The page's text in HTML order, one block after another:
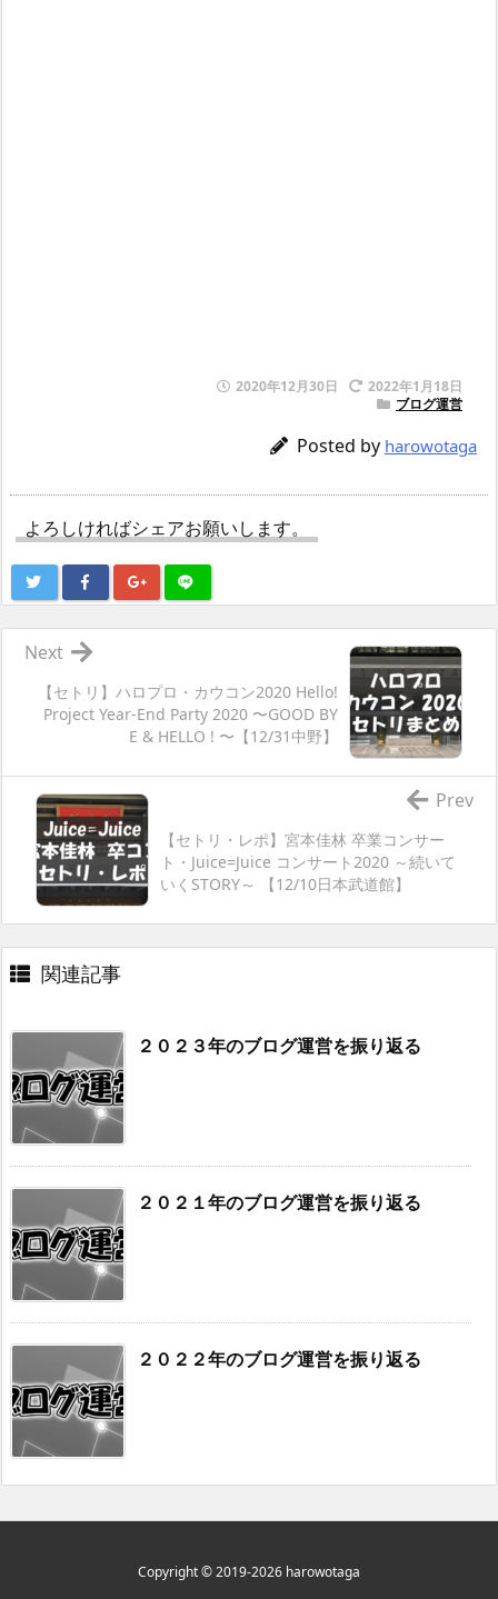
2020年12月30日
2022年1月18日
ブログ運営
Posted by harowotaga
よろしければシェアお願いします。
【セトリ】ハロプロ・カウコン2020 Hello!
Project Year-End Party 2020 〜GOOD BY
E & HELLO ! 〜【12/31中野】
Next
【セトリ・レポ】宮本佳林 卒業コンサー
ト・Juice=Juice コンサート2020 ～続いて
いくSTORY～ 【12/10日本武道館】
Prev
関連記事
２０２３年のブログ運営を振り返る
２０２１年のブログ運営を振り返る
２０２２年のブログ運営を振り返る
Copyright ©2019-2026 harowotaga